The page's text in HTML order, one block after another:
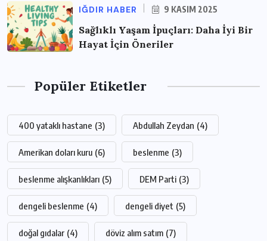
IĞDIR HABER 9 KASIM 2025
Sağlıklı Yaşam İpuçları: Daha İyi Bir
Hayat İçin Öneriler
Popüler Etiketler
400 yataklı hastane (3) Abdullah Zeydan (4)
Amerikan doları kuru (6) beslenme (3)
beslenme alışkanlıkları (5) DEM Parti (3)
dengeli beslenme (4) dengeli diyet (5)
doğal gıdalar (4) döviz alım satım (7)